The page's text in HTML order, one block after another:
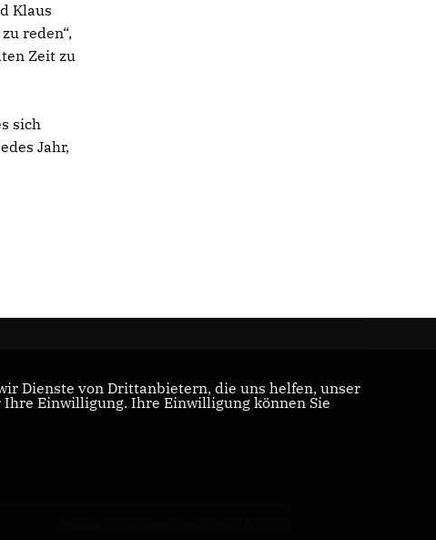
Klaus
reden“,
Zeit zu
sich
Jahr,
Dienste von Drittanbietern, die uns helfen, unser
Einwilligung. Ihre Einwilligung können Sie